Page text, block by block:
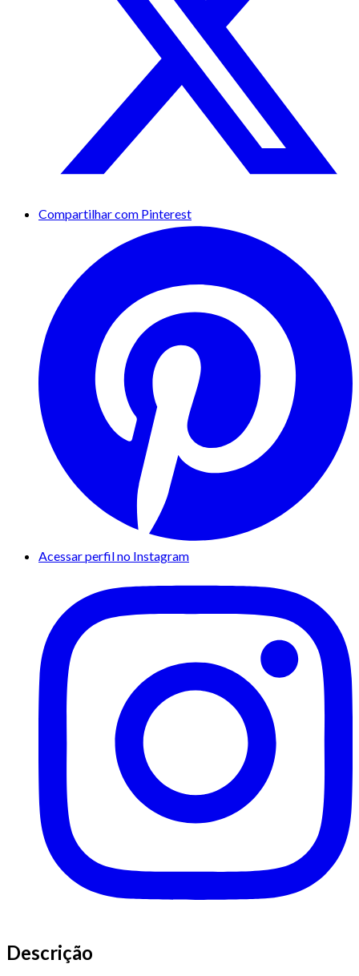
Compartilhar com Pinterest
Acessar perfil no Instagram
Descrição